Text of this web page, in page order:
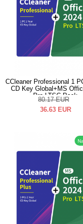
CCleaner Professional 1
CD Key Global+MS
Pro LTSC Pack
80.17 EUR
36.63 EUR